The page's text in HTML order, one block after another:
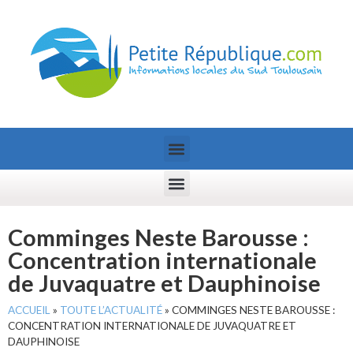
Comminges Neste Barousse :
Concentration internationale
de Juvaquatre et Dauphinoise
ACCUEIL » TOUTE L’ACTUALITÉ» COMMINGES NESTE BAROUSSE :
CONCENTRATION INTERNATIONALE DE JUVAQUATRE ET
DAUPHINOISE